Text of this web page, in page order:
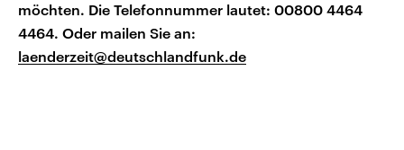
möchten. Die Telefonnummer lautet: 00800 4464
4464. Oder mailen Sie an:
laenderzeit@deutschlandfunk.de